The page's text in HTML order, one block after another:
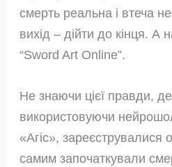
смерть реальна і втеча
вихід – дійти до кінця. А
“Sword Art Online”.
Не знаючи цієї правди,
використовуючи
«Агіс», зареєструвалися
самим започаткували